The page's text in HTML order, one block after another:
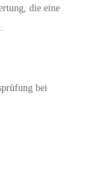
die eine
bei